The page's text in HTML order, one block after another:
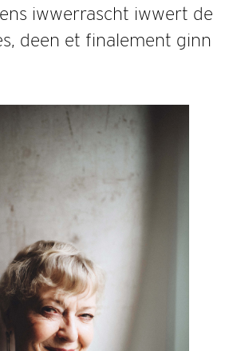
iwwerrascht iwwert de
deen et finalement ginn